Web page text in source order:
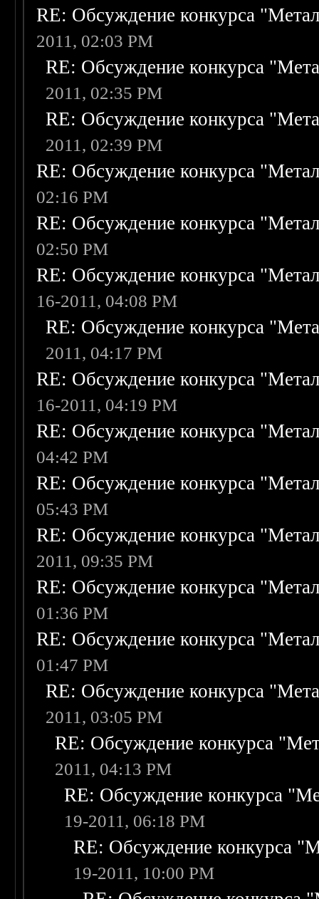
RE: Обсуждение конкурса
2011, 02:03 PM
RE: Обсуждение конкурса
2011, 02:35 PM
RE: Обсуждение конкурса
2011, 02:39 PM
RE: Обсуждение конкурса
02:16 PM
RE: Обсуждение конкурса
02:50 PM
RE: Обсуждение конкурса
16-2011, 04:08 PM
RE: Обсуждение конкурса
2011, 04:17 PM
RE: Обсуждение конкурса
16-2011, 04:19 PM
RE: Обсуждение конкурса
04:42 PM
RE: Обсуждение конкурса
05:43 PM
RE: Обсуждение конкурса
2011, 09:35 PM
RE: Обсуждение конкурса
01:36 PM
RE: Обсуждение конкурса
01:47 PM
RE: Обсуждение конкурса
2011, 03:05 PM
RE: Обсуждение конкурса
2011, 04:13 PM
RE: Обсуждение конкурса
19-2011, 06:18 PM
RE: Обсуждение конкурса
19-2011, 10:00 PM